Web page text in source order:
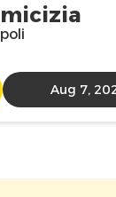
Aug 7,